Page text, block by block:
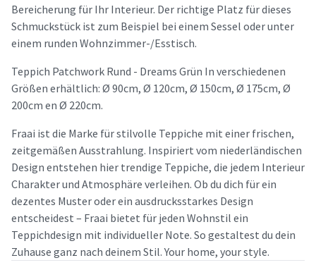
Bereicherung für Ihr Interieur. Der richtige Platz für dieses
Schmuckstück ist zum Beispiel bei einem Sessel oder unter
einem runden Wohnzimmer-/Esstisch.
Teppich Patchwork Rund - Dreams Grün In verschiedenen
Größen erhältlich: Ø 90cm, Ø 120cm, Ø 150cm, Ø 175cm, Ø
200cm en Ø 220cm.
Fraai ist die Marke für stilvolle Teppiche mit einer frischen,
zeitgemäßen Ausstrahlung. Inspiriert vom niederländischen
Design entstehen hier trendige Teppiche, die jedem Interieur
Charakter und Atmosphäre verleihen. Ob du dich für ein
dezentes Muster oder ein ausdrucksstarkes Design
entscheidest – Fraai bietet für jeden Wohnstil ein
Teppichdesign mit individueller Note. So gestaltest du dein
Zuhause ganz nach deinem Stil. Your home, your style.